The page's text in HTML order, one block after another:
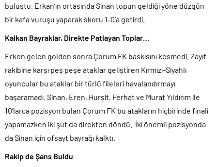
buluştu. Erkan’ın ortasında Sinan topun geldiği yöne düzgün
bir kafa vuruşu yaparak skoru 1-0’a getirdi.
Kalkan Bayraklar, Direkte Patlayan Toplar…
Erken gelen golden sonra Çorum FK baskısını kesmedi. Zayıf
rakibine karşı peş peşe ataklar geliştiren Kırmızı-Siyahlı
oyuncular bu ataklar bir türlü fileleri havalandırmayı
başaramadı. Sinan, Eren, Hurşit, Ferhat ve Murat Yıldırım ile
10’larca pozisyon bulan Çorum FK bu atakların hiçbirinde finali
yapamazken iki şut da direkten döndü. İki önemli pozisyonda
da Sinan için ofsayt bayrağı kalktı.
Rakip de Şans Buldu